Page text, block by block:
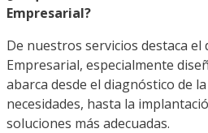
Empresarial?
De nuestros servicios destaca el
Empresarial, especialmente
abarca desde el diagnóstico de
necesidades, hasta la
soluciones más adecuadas.